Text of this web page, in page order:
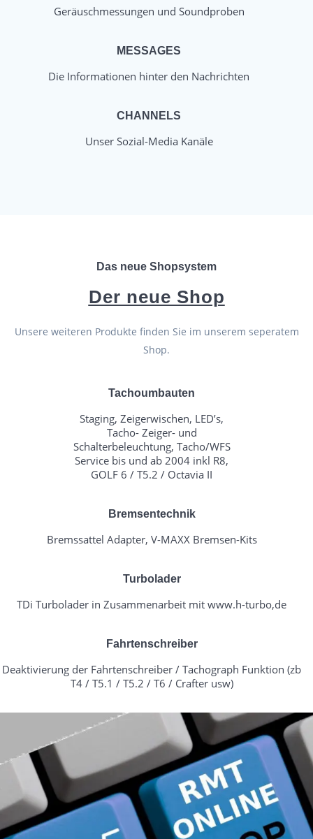
Geräuschmessungen und Soundproben
MESSAGES
Die Informationen hinter den Nachrichten
CHANNELS
Unser Sozial-Media Kanäle
Das neue Shopsystem
Der neue Shop
Unsere weiteren Produkte finden Sie im unserem seperatem
Shop.
Tachoumbauten
Staging, Zeigerwischen, LED’s,
Tacho- Zeiger- und
Schalterbeleuchtung, Tacho/WFS
Service bis und ab 2004 inkl R8,
GOLF 6 / T5.2 / Octavia II
Bremsentechnik
Bremssattel Adapter, V-MAXX Bremsen-Kits
Turbolader
TDi Turbolader in Zusammenarbeit mit www.h-turbo,de
Fahrtenschreiber
Deaktivierung der Fahrtenschreiber / Tachograph Funktion (zb
T4 / T5.1 / T5.2 / T6 / Crafter usw)